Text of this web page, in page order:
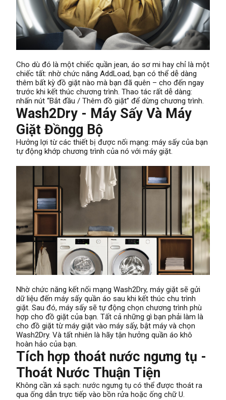
Cho dù đó là một chiếc quần jean, áo sơ mi hay chỉ là một
chiếc tất: nhờ chức năng AddLoad, bạn có thể dễ dàng
thêm bất kỳ đồ giặt nào mà bạn đã quên – cho đến ngay
trước khi kết thúc chương trình. Thao tác rất dễ dàng:
nhấn nút “Bắt đầu / Thêm đồ giặt” để dừng chương trình.
Wash2Dry - Máy Sấy Và Máy
Giặt Đồngg Bộ
Hưởng lợi từ các thiết bị được nối mạng: máy sấy của bạn
tự động khớp chương trình của nó với máy giặt.
Nhờ chức năng kết nối mạng Wash2Dry, máy giặt sẽ gửi
dữ liệu đến máy sấy quần áo sau khi kết thúc chu trình
giặt. Sau đó, máy sấy sẽ tự động chọn chương trình phù
hợp cho đồ giặt của bạn. Tất cả những gì bạn phải làm là
cho đồ giặt từ máy giặt vào máy sấy, bật máy và chọn
Wash2Dry. Và tất nhiên là hãy tận hưởng quần áo khô
hoàn hảo của bạn.
Tích hợp thoát nước ngưng tụ -
Thoát Nước Thuận Tiện
Không cần xả sạch: nước ngưng tụ có thể được thoát ra
qua ống dẫn trực tiếp vào bồn rửa hoặc ống chữ U.